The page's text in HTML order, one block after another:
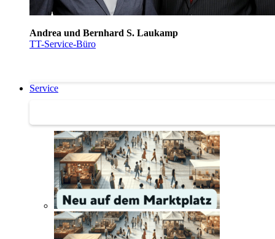
Andrea und Bernhard S. Laukamp
TT-Service-Büro
Service